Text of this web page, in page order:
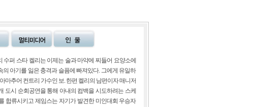
퍼 스타 켈리는 이제는 술과 마약에 찌들어 요양소에
아기를 잃은 충격과 슬픔에 빠져있다. 그에게 유일하
마추어 컨트리 가수인 보. 한편 켈리의 남편이자 매니저
도시 순회공연을 통해 아내의 컴백을 시도하려는 스케
합류시키고 제임스는 자기가 발견한 미인대회 우승자